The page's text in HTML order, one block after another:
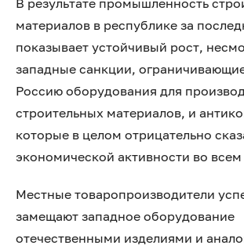
В результате промышленность
материалов в республике за
показывает устойчивый рост,
западные санкции,
Россию оборудования для
строительных материалов, и
которые в целом отрицательно
экономической активности во
Местные товаропроизводители
замещают западное оборудование
отечественными изделиями и